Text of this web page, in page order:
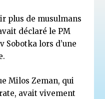
plus de musulmans
déclaré le PM
Sobotka lors d’une
Milos Zeman, qui
avait vivement